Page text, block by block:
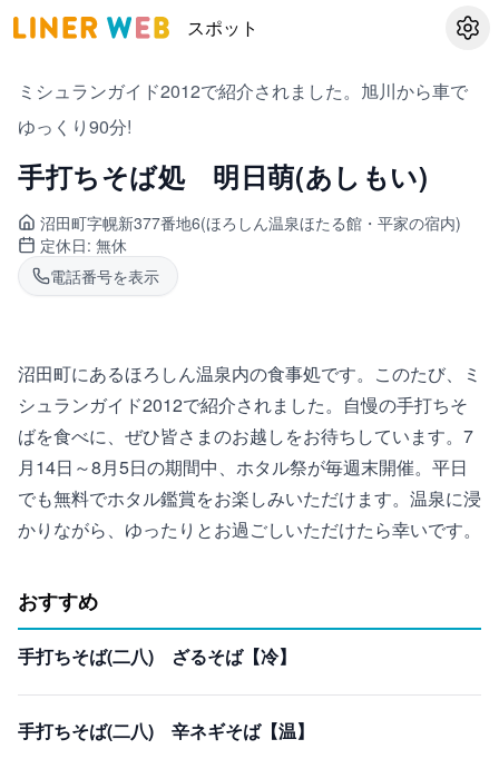
スポット 設定
ミシュランガイド2012で紹介されました。旭川から車で
ゆっくり90分!
手打ちそば処 明日萌(あしもい)
沼田町字幌新377番地6(ほろしん温泉ほたる館・平家の宿内)
定休日: 無休
電話番号を表示
沼田町にあるほろしん温泉内の食事処です。このたび、ミ
シュランガイド2012で紹介されました。自慢の手打ちそ
ばを食べに、ぜひ皆さまのお越しをお待ちしています。7
月14日～8月5日の期間中、ホタル祭が毎週末開催。平日
でも無料でホタル鑑賞をお楽しみいただけます。温泉に浸
かりながら、ゆったりとお過ごしいただけたら幸いです。
おすすめ
手打ちそば(二八) ざるそば【冷】
手打ちそば(二八) 辛ネギそば【温】